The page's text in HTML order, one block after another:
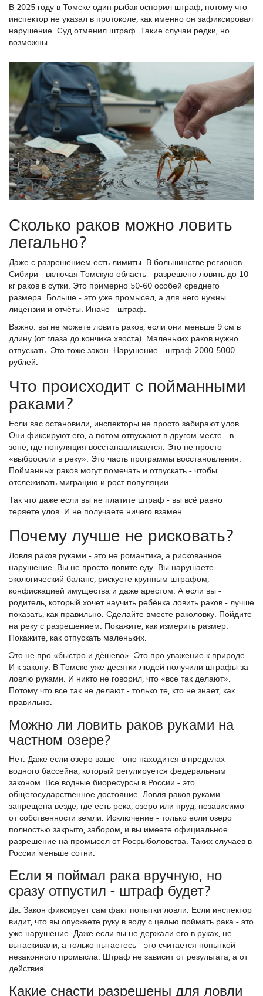
В 2025 году в Томске один рыбак оспорил штраф, потому что
инспектор не указал в протоколе, как именно он зафиксировал
нарушение. Суд отменил штраф. Такие случаи редки, но
возможны.
Сколько раков можно ловить
легально?
Даже с разрешением есть лимиты. В большинстве регионов
Сибири - включая Томскую область - разрешено ловить до 10
кг раков в сутки. Это примерно 50-60 особей среднего
размера. Больше - это уже промысел, а для него нужны
лицензии и отчёты. Иначе - штраф.
Важно: вы не можете ловить раков, если они меньше 9 см в
длину (от глаза до кончика хвоста). Маленьких раков нужно
отпускать. Это тоже закон. Нарушение - штраф 2000-5000
рублей.
Что происходит с пойманными
раками?
Если вас остановили, инспекторы не просто забирают улов.
Они фиксируют его, а потом отпускают в другом месте - в
зоне, где популяция восстанавливается. Это не просто
«выбросили в реку». Это часть программы восстановления.
Пойманных раков могут помечать и отпускать - чтобы
отслеживать миграцию и рост популяции.
Так что даже если вы не платите штраф - вы всё равно
теряете улов. И не получаете ничего взамен.
Почему лучше не рисковать?
Ловля раков руками - это не романтика, а рискованное
нарушение. Вы не просто ловите еду. Вы нарушаете
экологический баланс, рискуете крупным штрафом,
конфискацией имущества и даже арестом. А если вы -
родитель, который хочет научить ребёнка ловить раков - лучше
показать, как правильно. Сделайте вместе раколовку. Пойдите
на реку с разрешением. Покажите, как измерить размер.
Покажите, как отпускать маленьких.
Это не про «быстро и дёшево». Это про уважение к природе.
И к закону. В Томске уже десятки людей получили штрафы за
ловлю руками. И никто не говорил, что «все так делают».
Потому что все так не делают - только те, кто не знает, как
правильно.
Можно ли ловить раков руками на
частном озере?
Нет. Даже если озеро ваше - оно находится в пределах
водного бассейна, который регулируется федеральным
законом. Все водные биоресурсы в России - это
общегосударственное достояние. Ловля раков руками
запрещена везде, где есть река, озеро или пруд, независимо
от собственности земли. Исключение - только если озеро
полностью закрыто, забором, и вы имеете официальное
разрешение на промысел от Росрыболовства. Таких случаев в
России меньше сотни.
Если я поймал рака вручную, но
сразу отпустил - штраф будет?
Да. Закон фиксирует сам факт попытки ловли. Если инспектор
видит, что вы опускаете руку в воду с целью поймать рака - это
уже нарушение. Даже если вы не держали его в руках, не
вытаскивали, а только пытаетесь - это считается попыткой
незаконного промысла. Штраф не зависит от результата, а от
действия.
Какие снасти разрешены для ловли